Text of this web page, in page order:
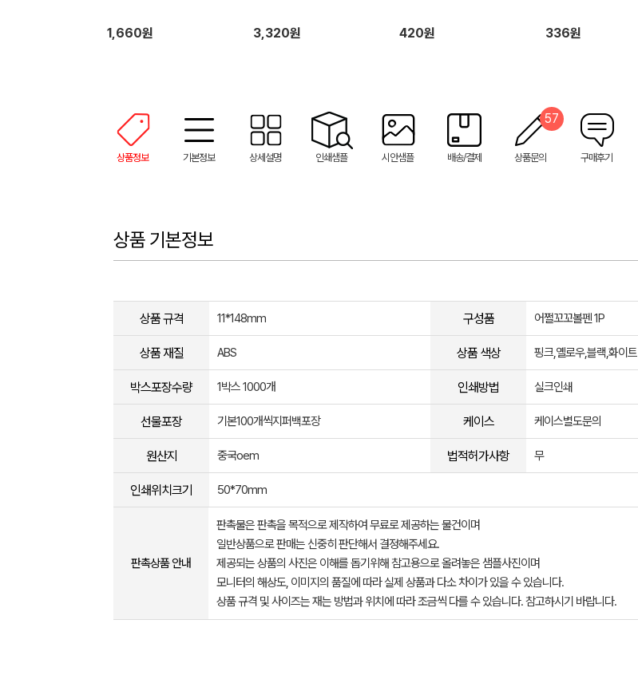
1,660원 3,320원 420원 336원
상품정보 기본정보 상세설명 인쇄샘플 시안샘플 배송/결제 상품문의
57
구매후기
상품 기본정보
상품 규격 11*148mm 구성품 어쩔꼬꼬볼펜 1P
상품 재질 ABS 상품 색상 핑크,옐로우,블랙,화이트
박스포장수량 1박스 1000개 인쇄방법 실크인쇄
선물포장 기본100개씩지퍼백포장 케이스 케이스별도문의
원산지 중국oem 법적허가사항 무
인쇄위치크기 50*70mm
판촉상품 안내
판촉물은 판촉을 목적으로 제작하여 무료로 제공하는 물건이며
일반상품으로 판매는 신중히 판단해서 결정해주세요.
제공되는 상품의 사진은 이해를 돕기위해 참고용으로 올려놓은 샘플사진이며
모니터의 해상도, 이미지의 품질에 따라 실제 상품과 다소 차이가 있을 수 있습니다.
상품 규격 및 사이즈는 재는 방법과 위치에 따라 조금씩 다를 수 있습니다. 참고하시기 바랍니다.